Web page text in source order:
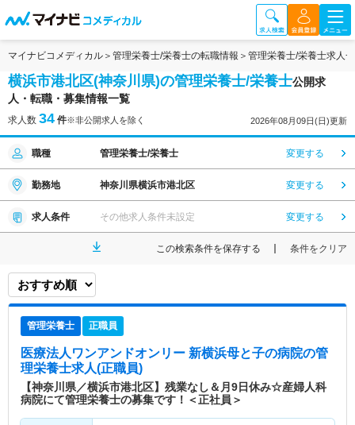
マイナビコメディカル 管理栄養士/栄養士の転職情報 管理栄養士/栄養士求人
横浜市港北区(神奈川県)の管理栄養士/栄養士公開求
人・転職・募集情報一覧
求人数 34 件※非公開求人を除く 2026年08月09日(日)更新
職種 管理栄養士/栄養士 変更する
勤務地 神奈川県横浜市港北区 変更する
求人条件 その他求人条件未設定 変更する
この検索条件を保存する 条件をクリア
管理栄養士 正職員
医療法人ワンアンドオンリー 新横浜母と子の病院の管
理栄養士求人(正職員)
【神奈川県／横浜市港北区】残業なし＆月9日休み☆産婦人科
病院にて管理栄養士の募集です！＜正社員＞